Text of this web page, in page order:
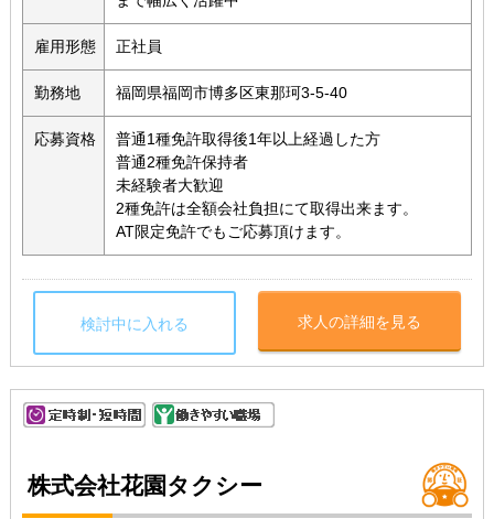
雇用形態 正社員
勤務地 福岡県福岡市博多区東那珂3-5-40
応募資格
普通1種免許取得後1年以上経過した方
普通2種免許保持者
未経験者大歓迎
2種免許は全額会社負担にて取得出来ます。
AT限定免許でもご応募頂けます。
検討中に入れる 求人の詳細を見る
株式会社花園タクシー